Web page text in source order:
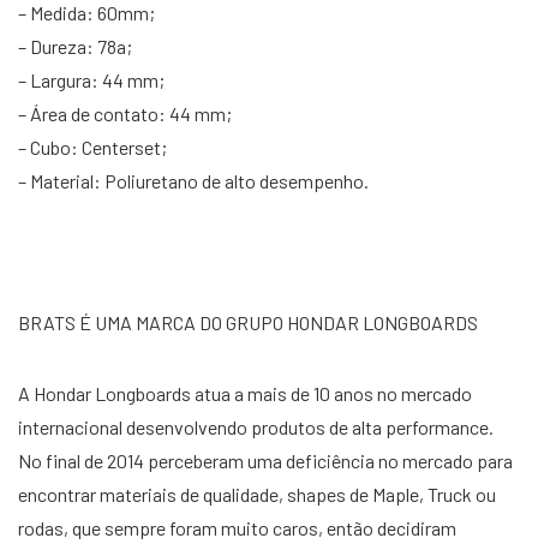
– Medida: 60mm;
– Dureza: 78a;
– Largura: 44 mm;
– Área de contato: 44 mm;
– Cubo: Centerset;
– Material: Poliuretano de alto desempenho.
BRATS É UMA MARCA DO GRUPO HONDAR LONGBOARDS
A Hondar Longboards atua a mais de 10 anos no mercado
internacional desenvolvendo produtos de alta performance.
No final de 2014 perceberam uma deficiência no mercado para
encontrar materiais de qualidade, shapes de Maple, Truck ou
rodas, que sempre foram muito caros, então decidiram